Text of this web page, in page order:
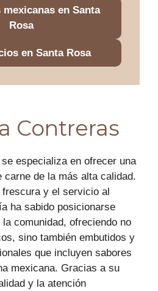
mexicanas en Santa
Rosa
en Santa Rosa
Contreras
especializa en ofrecer una
carne de la más alta calidad.
frescura y el servicio al
ha sabido posicionarse
comunidad, ofreciendo no
sino también embutidos y
que incluyen sabores
mexicana. Gracias a su
y la atención